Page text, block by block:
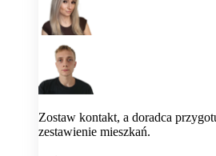
Zostaw kontakt, a doradca
zestawienie mieszkań.